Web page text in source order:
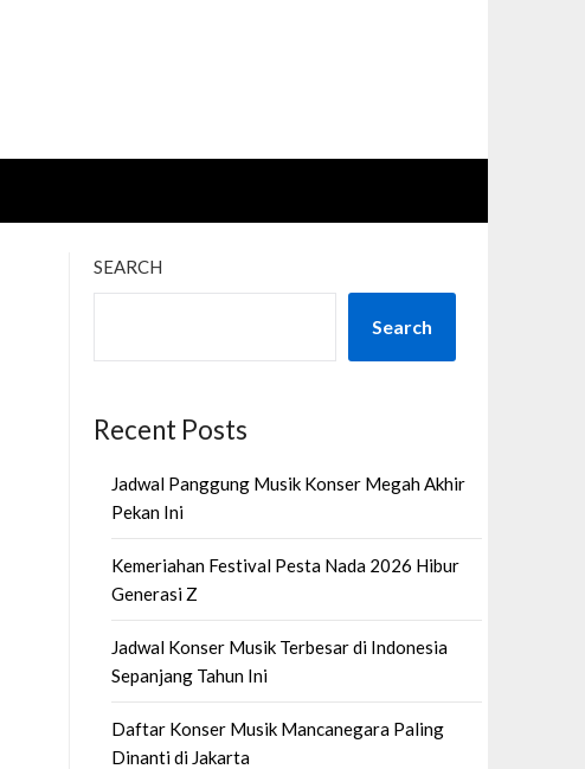
SEARCH
Search
Recent Posts
Jadwal Panggung Musik Konser Megah Akhir
Pekan Ini
Kemeriahan Festival Pesta Nada 2026 Hibur
Generasi Z
Jadwal Konser Musik Terbesar di Indonesia
Sepanjang Tahun Ini
Daftar Konser Musik Mancanegara Paling
Dinanti di Jakarta